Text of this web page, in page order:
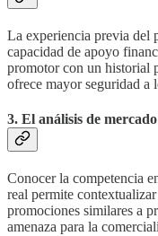
La experiencia previa del
capacidad de apoyo
promotor con un historial
ofrece mayor seguridad a
3. El análisis de
Conocer la competencia
real permite
promociones similares a
amenaza para la